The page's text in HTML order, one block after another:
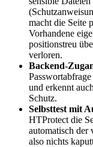
macht die Seite
Vorhandene
positionstreu
verloren.
Backend-
und erkennt
Schutz.
Selbsttest mit
HTProtect die
automatisch der
also nichts